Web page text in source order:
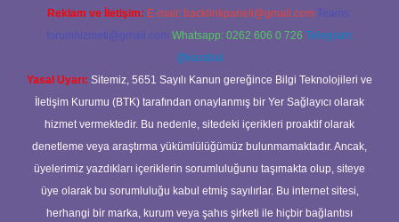
Reklam ve İletişim: E-mail: backlinkpaneli@gmail.com Teams:
forumhizmeti@gmail.com Whatsapp: 0262 606 0 726 Telegram:
@karabul
Yasal Uyarı: Sitemiz, 5651 Sayılı Kanun gereğince Bilgi Teknolojileri ve
İletişim Kurumu (BTK) tarafından onaylanmış bir Yer Sağlayıcı olarak
hizmet vermektedir. Bu nedenle, sitedeki içerikleri proaktif olarak
denetleme veya araştırma yükümlülüğümüz bulunmamaktadır. Ancak,
üyelerimiz yazdıkları içeriklerin sorumluluğunu taşımakta olup, siteye
üye olarak bu sorumluluğu kabul etmiş sayılırlar. Bu internet sitesi,
herhangi bir marka, kurum veya şahıs şirketi ile hiçbir bağlantısı